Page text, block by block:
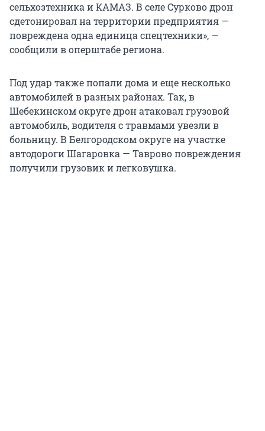
сельхозтехника и КАМАЗ. В селе Сурково дрон
сдетонировал на территории предприятия —
повреждена одна единица спецтехники», —
сообщили в оперштабе региона.
Под удар также попали дома и еще несколько
автомобилей в разных районах. Так, в
Шебекинском округе дрон атаковал грузовой
автомобиль, водителя с травмами увезли в
больницу. В Белгородском округе на участке
автодороги Шагаровка — Таврово повреждения
получили грузовик и легковушка.